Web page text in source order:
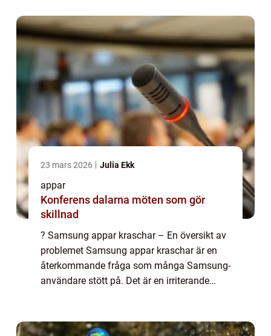
23 mars 2026 Julia Ekk
appar
Konferens dalarna möten som gör
skillnad
? Samsung appar kraschar – En översikt av
problemet Samsung appar kraschar är en
återkommande fråga som många Samsung-
användare stött på. Det är en irriterande